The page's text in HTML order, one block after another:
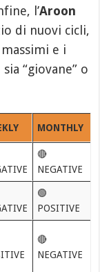
l’Aroon
di nuovi cicli,
e i
“giovane” o
MONTHLY
🔴
NEGATIVE
🟢
POSITIVE
🔴
NEGATIVE